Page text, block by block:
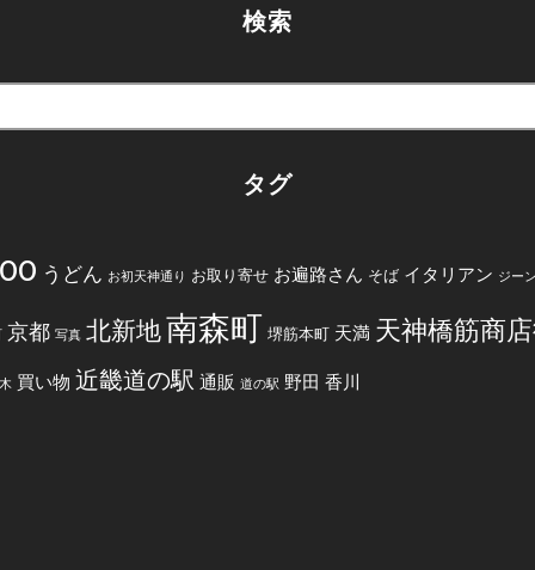
検索
タグ
うどん お初天神通り お取り寄せ お遍路さん そば イタリアン ジー
京都 写真 北新地南森町 堺筋本町 天満 天神橋筋商
買い物 近畿道の駅 通販 道の駅 野田 香川